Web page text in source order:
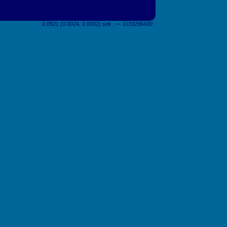
0.0921 (0.0024, 0.0002) sek. –– 1033296430